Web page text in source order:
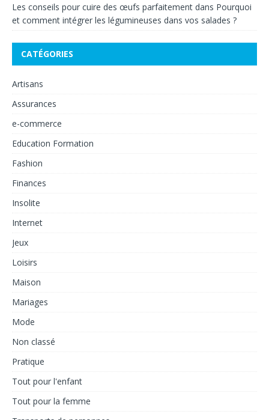
Les conseils pour cuire des œufs parfaitement dans Pourquoi
et comment intégrer les légumineuses dans vos salades ?
CATÉGORIES
Artisans
Assurances
e-commerce
Education Formation
Fashion
Finances
Insolite
Internet
Jeux
Loisirs
Maison
Mariages
Mode
Non classé
Pratique
Tout pour l'enfant
Tout pour la femme